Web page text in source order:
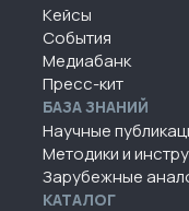
Кейсы
События
Медиабанк
Пресс-кит
БАЗА ЗНАНИЙ
Научные
Методики и
Зарубежные
КАТАЛОГ